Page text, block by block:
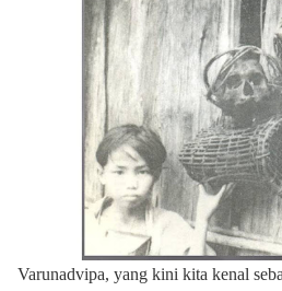
Varunadvipa, yang kini kita kenal